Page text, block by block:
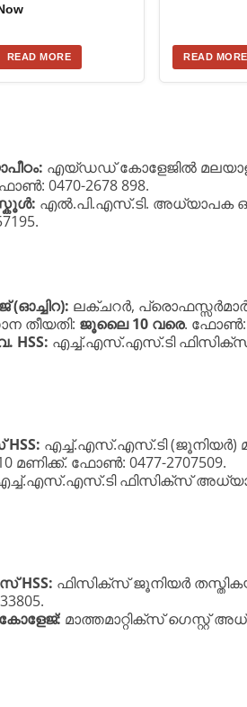
READ MORE READ MORE
എയ്ഡഡ് കോളേജിൽ
0470-2678 898.
എൽ.പി.എസ്.ടി. അധ്യാപക
ലക്ചറർ,
തീയതി: ജൂലൈ 10 വരെ. ഫോൺ:
എച്ച്.എസ്.എസ്.ടി
എച്ച്.എസ്.എസ്.ടി (ജൂനിയർ)
മണിക്ക്. ഫോൺ: 0477-2707509.
ഫിസിക്സ്
HSS: ഫിസിക്സ് ജൂനിയർ
മാത്തമാറ്റിക്സ് ഗെസ്റ്റ്